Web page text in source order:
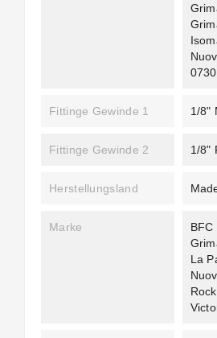
Fittinge Gewinde 1 1/8"
Fittinge Gewinde 2 1/8"
Herstellungsland
Marke
BFC
La